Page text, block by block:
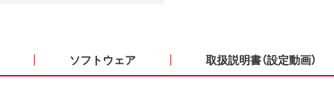
ソフトウェア 取扱説明書（設定動画）